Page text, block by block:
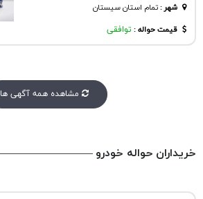
شهر:تمام استان سیستان
قیمت حواله : توافقی
مشاهده همه آگهی ها
خریداران حواله خودرو